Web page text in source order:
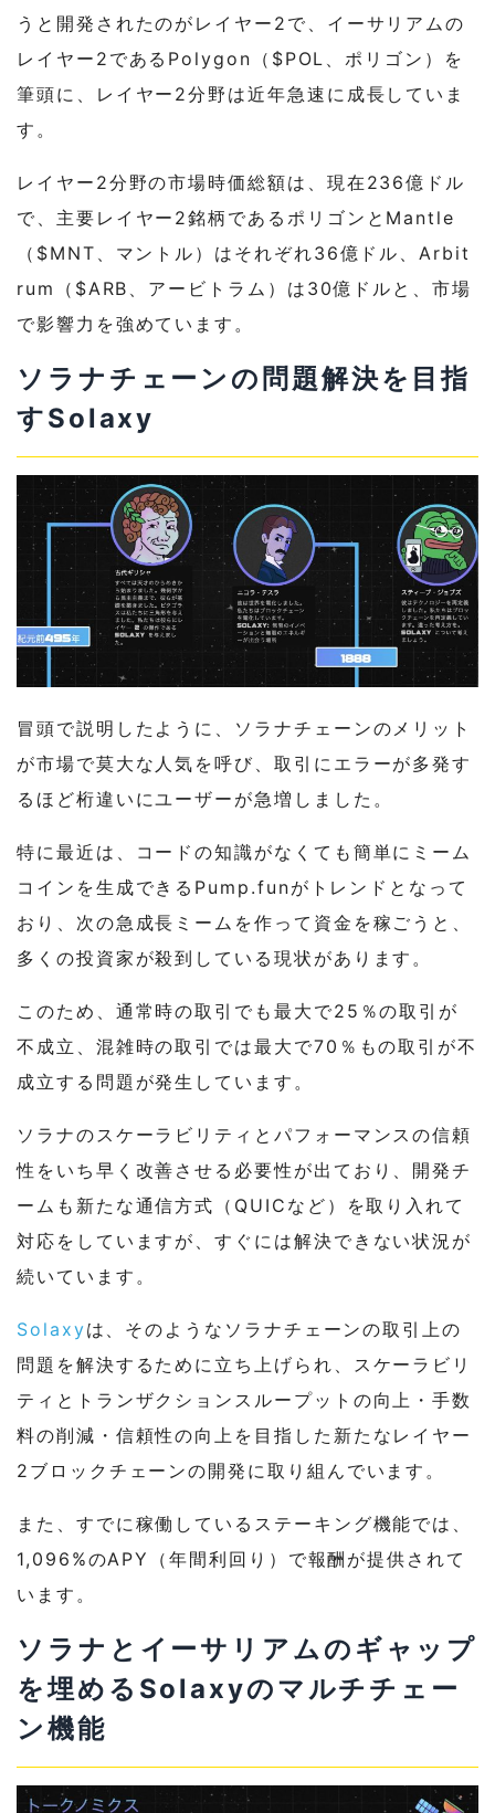
うと開発されたのがレイヤー2で、イーサリアムの
レイヤー2であるPolygon（$POL、ポリゴン）を
筆頭に、レイヤー2分野は近年急速に成長していま
す。
レイヤー2分野の市場時価総額は、現在236億ドル
で、主要レイヤー2銘柄であるポリゴンとMantle
（$MNT、マントル）はそれぞれ36億ドル、Arbit
rum（$ARB、アービトラム）は30億ドルと、市場
で影響力を強めています。
ソラナチェーンの問題解決を目指
すSolaxy
冒頭で説明したように、ソラナチェーンのメリット
が市場で莫大な人気を呼び、取引にエラーが多発す
るほど桁違いにユーザーが急増しました。
特に最近は、コードの知識がなくても簡単にミーム
コインを生成できるPump.funがトレンドとなって
おり、次の急成長ミームを作って資金を稼ごうと、
多くの投資家が殺到している現状があります。
このため、通常時の取引でも最大で25％の取引が
不成立、混雑時の取引では最大で70％もの取引が不
成立する問題が発生しています。
ソラナのスケーラビリティとパフォーマンスの信頼
性をいち早く改善させる必要性が出ており、開発チ
ームも新たな通信方式（QUICなど）を取り入れて
対応をしていますが、すぐには解決できない状況が
続いています。
Solaxyは、そのようなソラナチェーンの取引上の
問題を解決するために立ち上げられ、スケーラビリ
ティとトランザクションスループットの向上・手数
料の削減・信頼性の向上を目指した新たなレイヤー
2ブロックチェーンの開発に取り組んでいます。
また、すでに稼働しているステーキング機能では、
1,096%のAPY（年間利回り）で報酬が提供されて
います。
ソラナとイーサリアムのギャップ
を埋めるSolaxyのマルチチェー
ン機能